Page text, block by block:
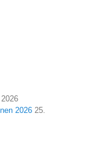
2026 25.